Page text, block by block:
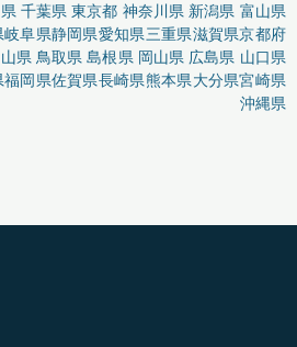
千葉県 東京都 神奈川県 新潟県 富山県
岐阜県静岡県愛知県三重県滋賀県京都府
県 鳥取県 島根県 岡山県 広島県 山口県
福岡県佐賀県長崎県熊本県大分県宮崎県
沖縄県